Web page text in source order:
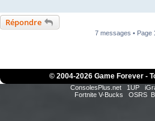
Répondre
7 messages • Page
© 2004-2026 Game Forever -
ConsolesPlus.net 1UP
Fortnite V-Bucks
OSRS